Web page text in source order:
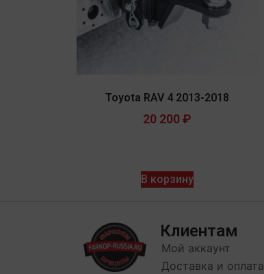
Toyota RAV 4 2013-2018
20 200 ₽
В корзину
Клиентам
Мой аккаунт
Доставка и оплата